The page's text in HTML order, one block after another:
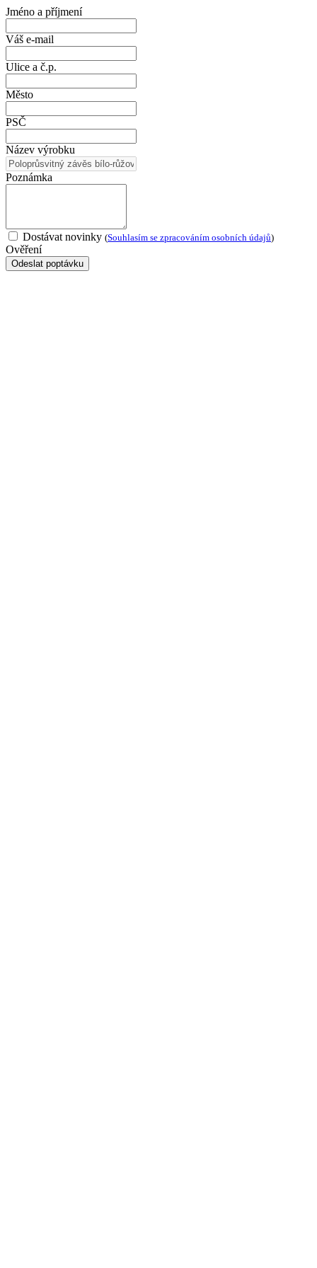
Jméno a příjmení
Váš e-mail
Ulice a č.p.
Město
PSČ
Název výrobku
Poznámka
Dostávat novinky (Souhlasím se zpracováním osobních údajů)
Ověření